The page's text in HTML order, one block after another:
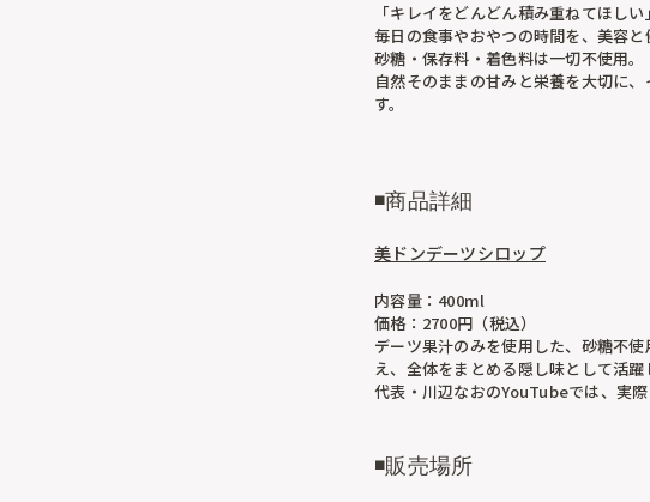
「キレイをどんどん積み重ねてほし
毎日の食事やおやつの時間を、美容と
砂糖・保存料・着色料は一切不使用。
自然そのままの甘みと栄養を大切に
す。
◾️商品詳細
美ドンデーツシロップ
内容量：400ml
価格：2700円（税込）
デーツ果汁のみを使用した、砂糖不
え、全体をまとめる隠し味として活
代表・川辺なおのYouTubeでは、実
◾️販売場所